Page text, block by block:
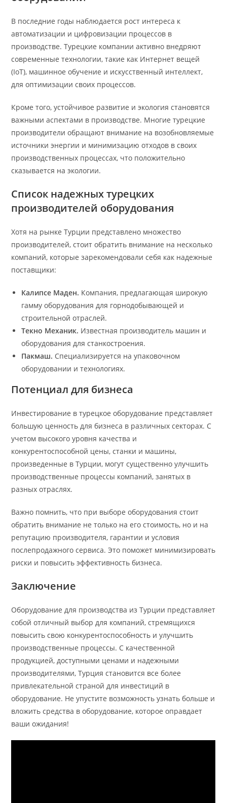
В последние годы наблюдается рост интереса к
автоматизации и цифровизации процессов в
производстве. Турецкие компании активно внедряют
современные технологии, такие как Интернет вещей
(IoT), машинное обучение и искусственный интеллект,
для оптимизации своих процессов.
Кроме того, устойчивое развитие и экология становятся
важными аспектами в производстве. Многие турецкие
производители обращают внимание на возобновляемые
источники энергии и минимизацию отходов в своих
производственных процессах, что положительно
сказывается на экологии.
Список надежных турецких
производителей оборудования
Хотя на рынке Турции представлено множество
производителей, стоит обратить внимание на несколько
компаний, которые зарекомендовали себя как надежные
поставщики:
Калипсе Маден. Компания, предлагающая широкую
гамму оборудования для горнодобывающей и
строительной отраслей.
Текно Механик. Известная производитель машин и
оборудования для станкостроения.
Пакмаш. Специализируется на упаковочном
оборудовании и технологиях.
Потенциал для бизнеса
Инвестирование в турецкое оборудование представляет
большую ценность для бизнеса в различных секторах. С
учетом высокого уровня качества и
конкурентоспособной цены, станки и машины,
произведенные в Турции, могут существенно улучшить
производственные процессы компаний, занятых в
разных отраслях.
Важно помнить, что при выборе оборудования стоит
обратить внимание не только на его стоимость, но и на
репутацию производителя, гарантии и условия
послепродажного сервиса. Это поможет минимизировать
риски и повысить эффективность бизнеса.
Заключение
Оборудование для производства из Турции представляет
собой отличный выбор для компаний, стремящихся
повысить свою конкурентоспособность и улучшить
производственные процессы. С качественной
продукцией, доступными ценами и надежными
производителями, Турция становится все более
привлекательной страной для инвестиций в
оборудование. Не упустите возможность узнать больше и
вложить средства в оборудование, которое оправдает
ваши ожидания!